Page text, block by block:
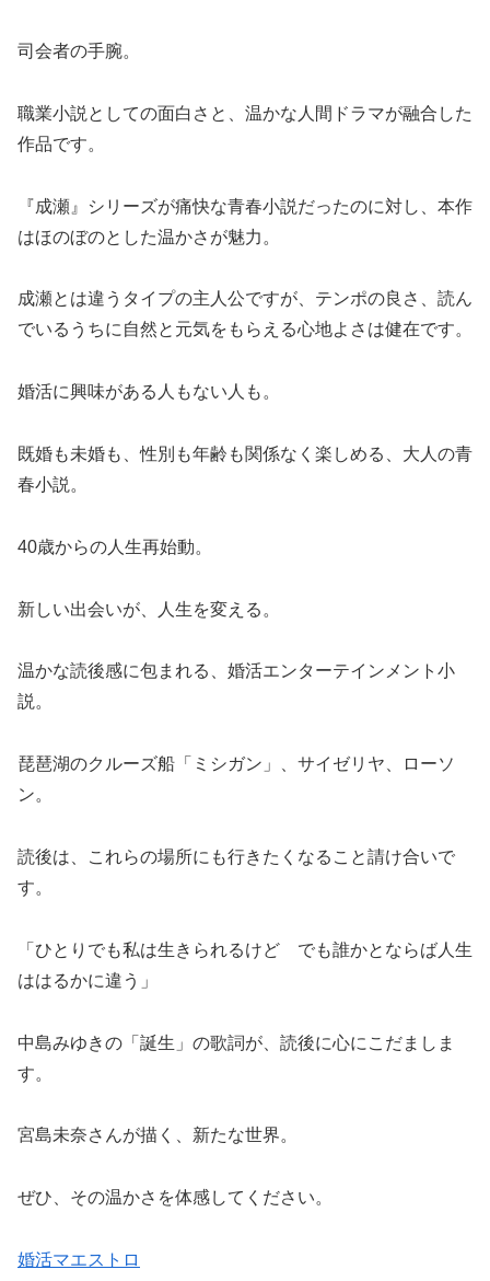
司会者の手腕。
職業小説としての面白さと、温かな人間ドラマが融合した
作品です。
『成瀬』シリーズが痛快な青春小説だったのに対し、本作
はほのぼのとした温かさが魅力。
成瀬とは違うタイプの主人公ですが、テンポの良さ、読ん
でいるうちに自然と元気をもらえる心地よさは健在です。
婚活に興味がある人もない人も。
既婚も未婚も、性別も年齢も関係なく楽しめる、大人の青
春小説。
40歳からの人生再始動。
新しい出会いが、人生を変える。
温かな読後感に包まれる、婚活エンターテインメント小
説。
琵琶湖のクルーズ船「ミシガン」、サイゼリヤ、ローソ
ン。
読後は、これらの場所にも行きたくなること請け合いで
す。
「ひとりでも私は生きられるけど でも誰かとならば人生
ははるかに違う」
中島みゆきの「誕生」の歌詞が、読後に心にこだましま
す。
宮島未奈さんが描く、新たな世界。
ぜひ、その温かさを体感してください。
婚活マエストロ